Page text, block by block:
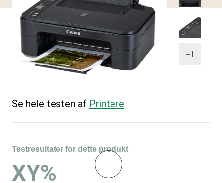
+1
Se hele testen af Printere
Testresultater for dette produkt
XY%